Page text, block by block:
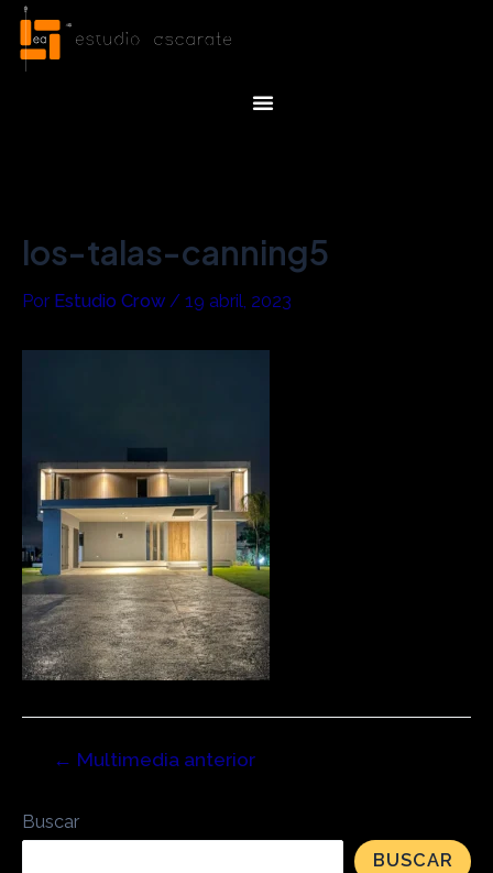
Menu
los-talas-canning5
Por Estudio Crow / 19 abril, 2023
Navegación
de
← Multimedia anterior
Buscar
BUSCAR